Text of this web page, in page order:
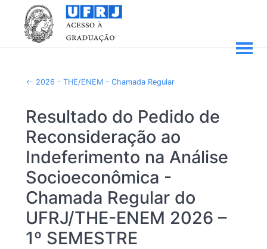
2026 - THE/ENEM - Chamada Regular
Resultado do Pedido de
Reconsideração ao
Indeferimento na Análise
Socioeconômica -
Chamada Regular do
UFRJ/THE-ENEM 2026 –
1º SEMESTRE